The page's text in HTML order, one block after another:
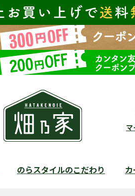
マ
のらスタイルのこだわり カ
検索